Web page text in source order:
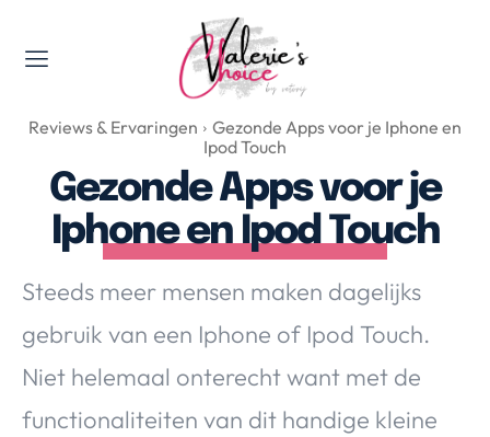
Valerie's Topics
Travel & Culture
Food & Drinks
Happyness & Opmerkelijk
Lifestyle, Sport & Duurzaamheid
Health & Beauty
Huis & Tuin
Nieuws & Media
Reviews & Ervaringen
Gezonde Apps voor je Iphone en
Ipod Touch
Gezonde Apps voor je
Iphone en Ipod Touch
Steeds meer mensen maken dagelijks
gebruik van een Iphone of Ipod Touch.
Niet helemaal onterecht want met de
functionaliteiten van dit handige kleine